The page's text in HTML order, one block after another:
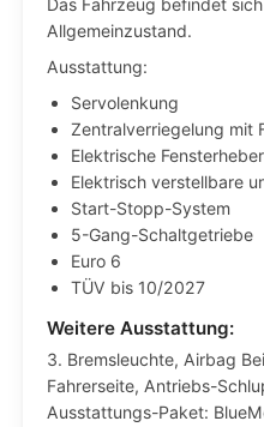
Das Fahrzeug befindet
Allgemeinzustand.
Ausstattung:
Servolenkung
Zentralverriegelung mit
Elektrische Fensterheber
Elektrisch verstellbare
Start-Stopp-System
5-Gang-Schaltgetriebe
Euro 6
TÜV bis 10/2027
Weitere Ausstattung:
3. Bremsleuchte, Airbag
Fahrerseite, Antriebs-
Ausstattungs-Paket: